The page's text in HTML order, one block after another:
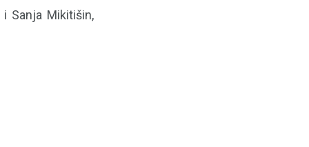
Sanja Mikitišin,